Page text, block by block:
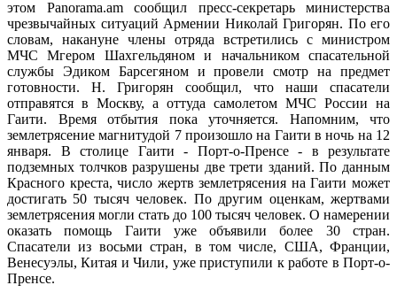
этом Panorama.am сообщил пресс-секретарь министерства
чрезвычайных ситуаций Армении Николай Григорян. По его
словам, накануне члены отряда встретились с министром
МЧС Мгером Шахгельдяном и начальником спасательной
службы Эдиком Барсегяном и провели смотр на предмет
готовности. Н. Григорян сообщил, что наши спасатели
отправятся в Москву, а оттуда самолетом МЧС России на
Гаити. Время отбытия пока уточняется. Напомним, что
землетрясение магнитудой 7 произошло на Гаити в ночь на 12
января. В столице Гаити - Порт-о-Пренсе - в результате
подземных толчков разрушены две трети зданий. По данным
Красного креста, число жертв землетрясения на Гаити может
достигать 50 тысяч человек. По другим оценкам, жертвами
землетрясения могли стать до 100 тысяч человек. О намерении
оказать помощь Гаити уже объявили более 30 стран.
Спасатели из восьми стран, в том числе, США, Франции,
Венесуэлы, Китая и Чили, уже приступили к работе в Порт-о-
Пренсе.